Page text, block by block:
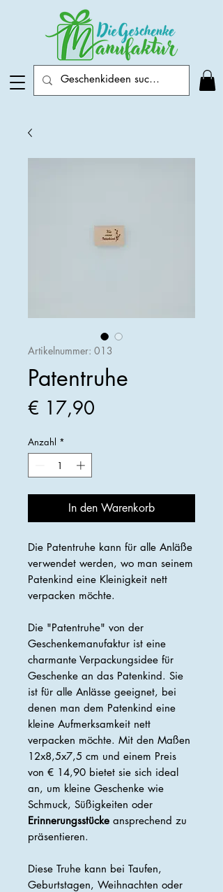
Artikelnummer: 013
Patentruhe
€ 17,90
Anzahl *
In den Warenkorb
Die Patentruhe kann für alle Anläße
verwendet werden, wo man seinem
Patenkind eine Kleinigkeit nett
verpacken möchte.
Die "Patentruhe" von der
Geschenkemanufaktur ist eine
charmante Verpackungsidee für
Geschenke an das Patenkind. Sie
ist für alle Anlässe geeignet, bei
denen man dem Patenkind eine
kleine Aufmerksamkeit nett
verpacken möchte. Mit den Maßen
12x8,5x7,5 cm und einem Preis
von € 14,90 bietet sie sich ideal
an, um kleine Geschenke wie
Schmuck, Süßigkeiten oder
Erinnerungsstücke ansprechend zu
präsentieren.
Diese Truhe kann bei Taufen,
Geburtstagen, Weihnachten oder